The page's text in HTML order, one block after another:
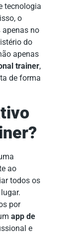
tecnologia
o
apenas no
do
apenas
trainer,
de forma
ao
todos os
por
app de
e